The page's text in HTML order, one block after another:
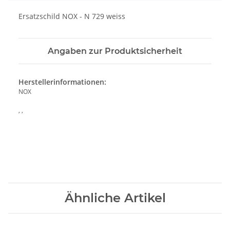
Ersatzschild NOX - N 729 weiss
Angaben zur Produktsicherheit
Herstellerinformationen:
NOX
, ,
Ähnliche Artikel